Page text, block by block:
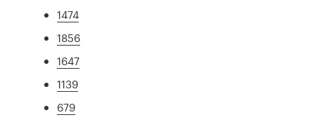
1474
1856
1647
1139
679